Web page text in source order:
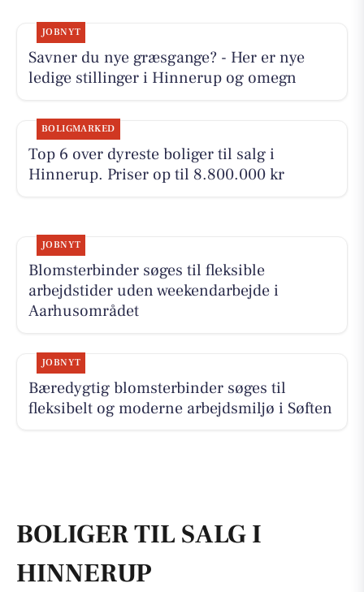
JOBNYT
Savner du nye græsgange? - Her er nye
ledige stillinger i Hinnerup og omegn
BOLIGMARKED
Top 6 over dyreste boliger til salg i
Hinnerup. Priser op til 8.800.000 kr
JOBNYT
Blomsterbinder søges til fleksible
arbejdstider uden weekendarbejde i
Aarhusområdet
JOBNYT
Bæredygtig blomsterbinder søges til
fleksibelt og moderne arbejdsmiljø i Søften
BOLIGER TIL SALG I
HINNERUP